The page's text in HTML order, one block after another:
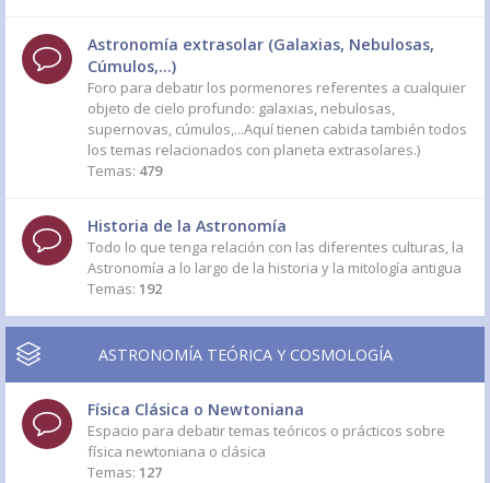
Astronomía extrasolar (Galaxias, Nebulosas,
Cúmulos,...)
Foro para debatir los pormenores referentes a cualquier
objeto de cielo profundo: galaxias, nebulosas,
supernovas, cúmulos,...Aquí tienen cabida también todos
los temas relacionados con planeta extrasolares.)
Temas: 479
Historia de la Astronomía
Todo lo que tenga relación con las diferentes culturas, la
Astronomía a lo largo de la historia y la mitología antigua
Temas: 192
ASTRONOMÍA TEÓRICA Y COSMOLOGÍA
Física Clásica o Newtoniana
Espacio para debatir temas teóricos o prácticos sobre
física newtoniana o clásica
Temas: 127